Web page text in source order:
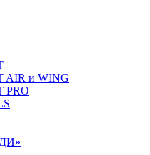
AIR и WING
PRO